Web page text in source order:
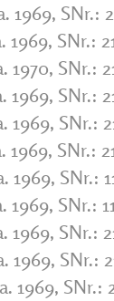
1969, SNr.:
1969, SNr.:
1970, SNr.:
1969, SNr.:
1969, SNr.:
1969, SNr.:
1969, SNr.:
1969, SNr.:
1969, SNr.:
1969, SNr.:
1969, SNr.: